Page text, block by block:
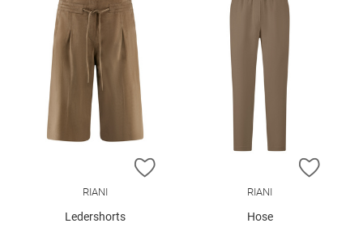
ZUR WUNSCHLISTE HINZUFÜGEN
RIANI
Ledershorts
ZUR
RIANI
Hose